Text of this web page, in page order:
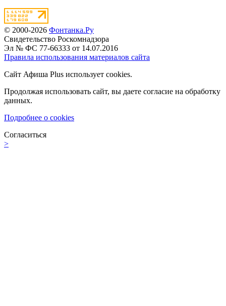
© 2000-2026 Фонтанка.Ру
Свидетельство Роскомнадзора
Эл № ФС 77-66333 от 14.07.2016
Правила использования материалов сайта
Сайт Афиша Plus использует cookies.
Продолжая использовать сайт, вы даете согласие на обработку
данных.
Подробнее о cookies
Согласиться
>